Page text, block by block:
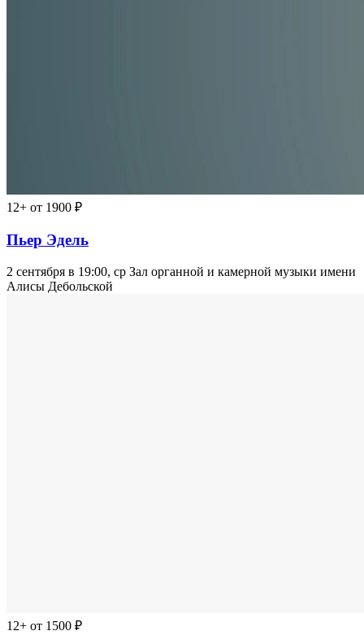
12+ от 1900 ₽
Пьер Эдель
2 сентября в 19:00, ср Зал органной и камерной музыки имени
Алисы Дебольской
12+ от 1500 ₽